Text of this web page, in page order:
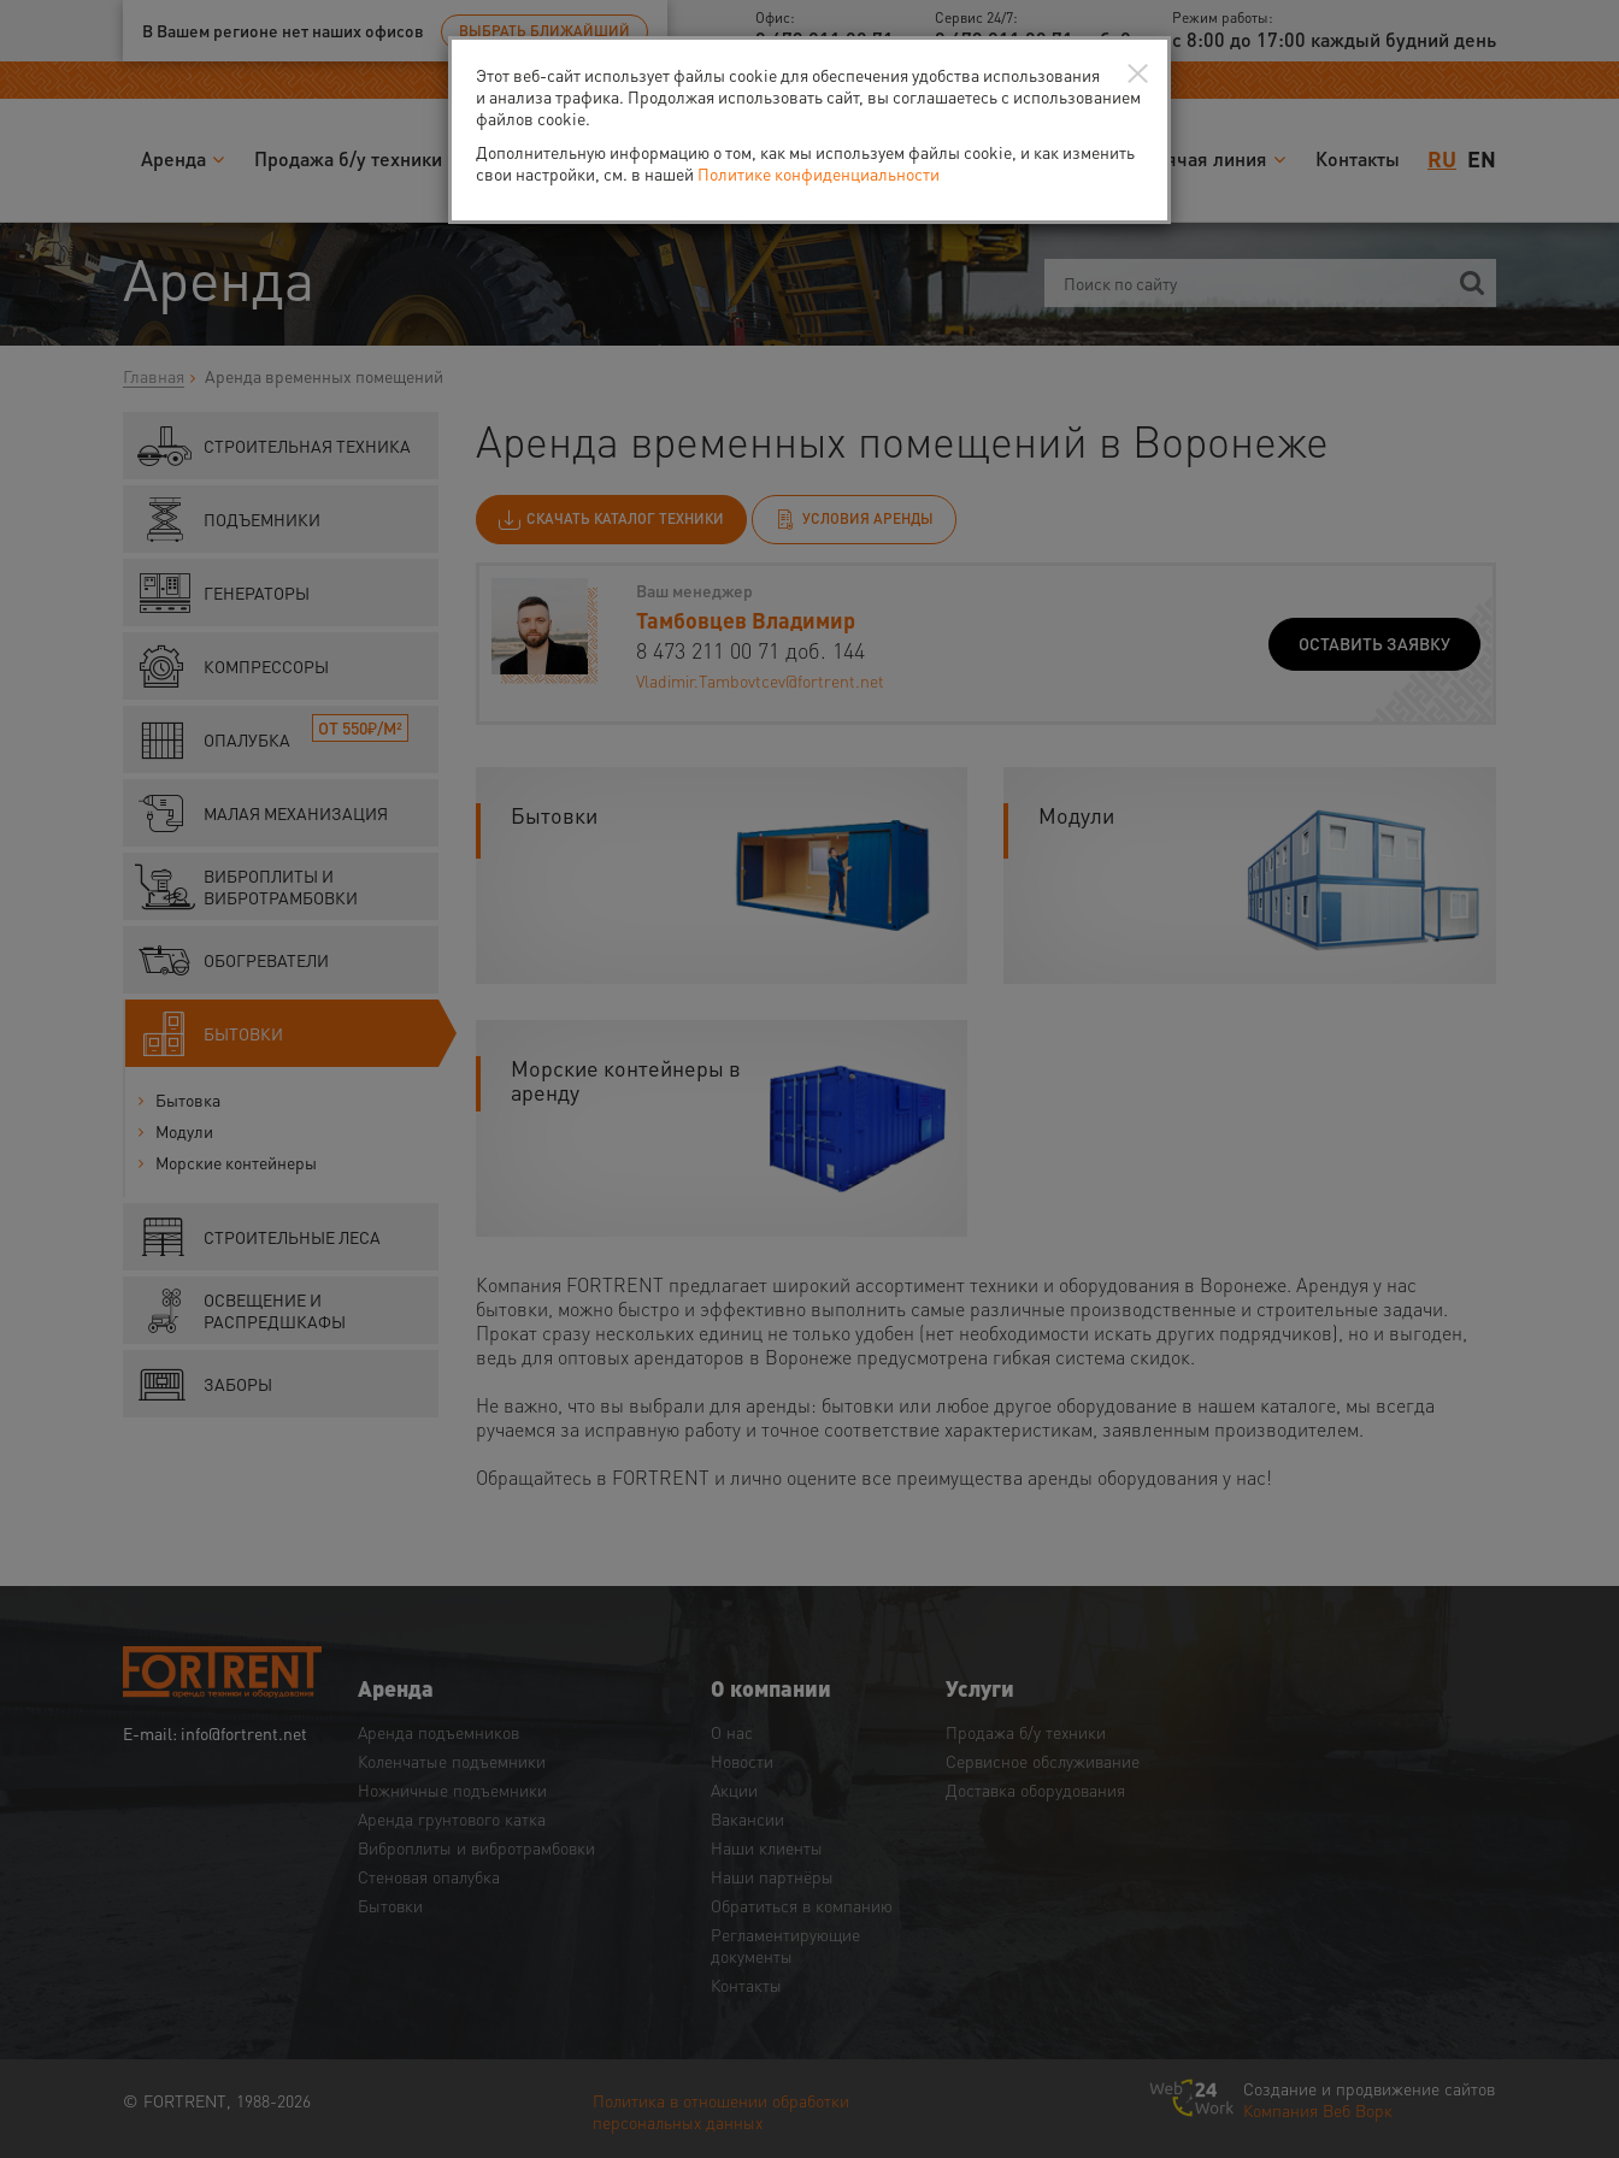
Ваш город:Воронеж
В Вашем регионе нет наших офисов ВЫБРАТЬ БЛИЖАЙШИЙ
Офис:
8 473 211 00 71
Сервис 24/7:
8 473 211 00 71 доб. 2
Режим работы:
с 8:00 до 17:00 каждый будний день
RU EN
Аренда Продажа б/у техники Запчасти О нас События Горячая линия Контакты
Аренда
Главная Аренда временных помещений
СТРОИТЕЛЬНАЯ ТЕХНИКА
ПОДЪЕМНИКИ
ГЕНЕРАТОРЫ
КОМПРЕССОРЫ
ОПАЛУБКА
ОТ 550₽/М²
МАЛАЯ МЕХАНИЗАЦИЯ
ВИБРОПЛИТЫ И
ВИБРОТРАМБОВКИ
ОБОГРЕВАТЕЛИ
БЫТОВКИ
Бытовка
Модули
Морские контейнеры
СТРОИТЕЛЬНЫЕ ЛЕСА
ОСВЕЩЕНИЕ И
РАСПРЕДШКАФЫ
ЗАБОРЫ
Аренда временных помещений в Воронеже
СКАЧАТЬ КАТАЛОГ ТЕХНИКИ УСЛОВИЯ АРЕНДЫ
Ваш менеджер
Тамбовцев Владимир
8 473 211 00 71 доб. 144
Vladimir.Tambovtcev@fortrent.net
ОСТАВИТЬ ЗАЯВКУ
Бытовки Модули
Морские контейнеры в
аренду
Компания FORTRENT предлагает широкий ассортимент техники и оборудования в Воронеже. Арендуя у нас
бытовки, можно быстро и эффективно выполнить самые различные производственные и строительные задачи.
Прокат сразу нескольких единиц не только удобен (нет необходимости искать других подрядчиков), но и выгоден,
ведь для оптовых арендаторов в Воронеже предусмотрена гибкая система скидок.
Не важно, что вы выбрали для аренды: бытовки или любое другое оборудование в нашем каталоге, мы всегда
ручаемся за исправную работу и точное соответствие характеристикам, заявленным производителем.
Обращайтесь в FORTRENT и лично оцените все преимущества аренды оборудования у нас!
E-mail: info@fortrent.net
Аренда
Аренда подъемников
Коленчатые подъемники
Ножничные подъемники
Аренда грунтового катка
Виброплиты и вибротрамбовки
Cтеновая опалубка
Бытовки
О компании
О нас
Новости
Акции
Вакансии
Наши клиенты
Наши партнёры
Обратиться в компанию
Регламентирующие
документы
Контакты
Услуги
Продажа б/у техники
Сервисное обслуживание
Доставка оборудования
© FORTRENT, 1988-2026
Политика в отношении обработки
персональных данных
Создание и продвижение сайтов
Компания Веб Ворк
×
Этот веб-сайт использует файлы cookie для обеспечения удобства использования
и анализа трафика. Продолжая использовать сайт, вы соглашаетесь с использованием
файлов cookie.
Дополнительную информацию о том, как мы используем файлы cookie, и как изменить
свои настройки, см. в нашей Политике конфиденциальности